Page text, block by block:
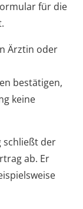
für die
Ärztin oder
bestätigen,
keine
schließt der
ab. Er